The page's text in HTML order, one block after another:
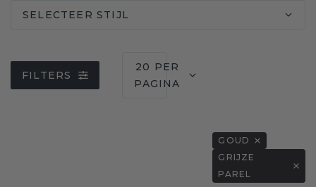
SELECTEER STIJL
FILTERS
20 PER
PAGINA
GOUD
GRIJZE
PAREL